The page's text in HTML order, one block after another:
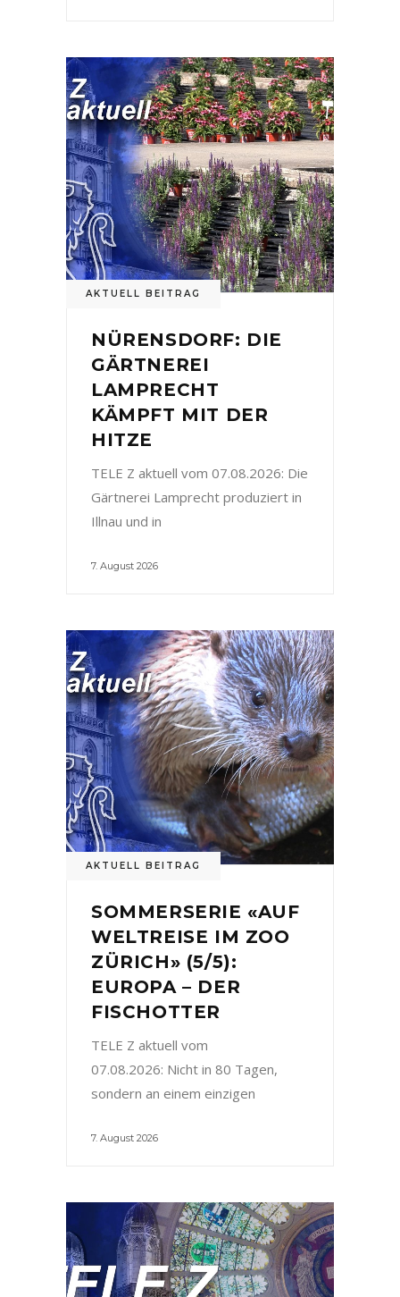
AKTUELL BEITRAG
NÜRENSDORF: DIE
GÄRTNEREI
LAMPRECHT
KÄMPFT MIT DER
HITZE
TELE Z aktuell vom 07.08.2026: Die
Gärtnerei Lamprecht produziert in
Illnau und in
7. August 2026
AKTUELL BEITRAG
SOMMERSERIE «AUF
WELTREISE IM ZOO
ZÜRICH» (5/5):
EUROPA – DER
FISCHOTTER
TELE Z aktuell vom
07.08.2026: Nicht in 80 Tagen,
sondern an einem einzigen
7. August 2026